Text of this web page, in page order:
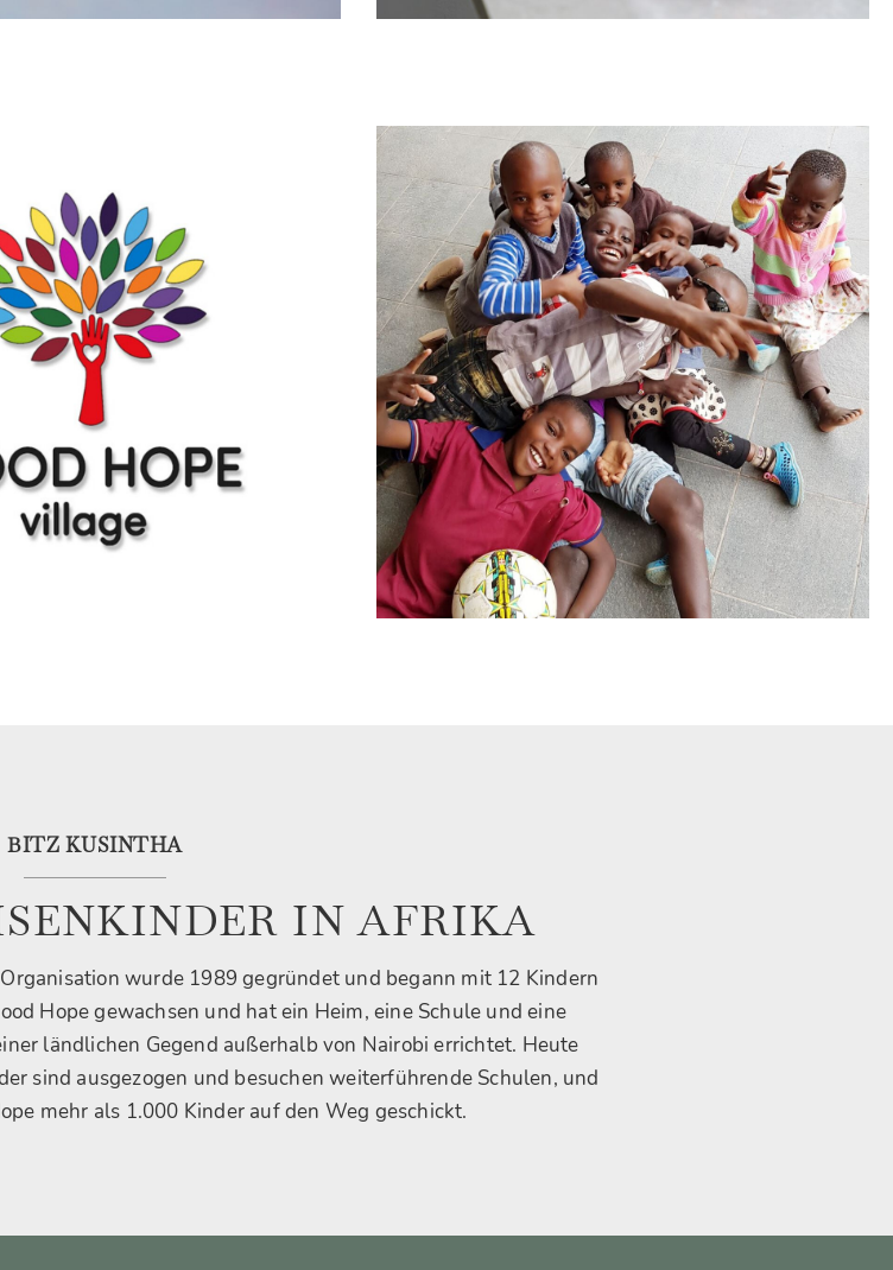
BITZ KUSINTHA
IN AFRIKA
wurde 1989 gegründet und begann mit 12 Kindern
Hope gewachsen und hat ein Heim, eine Schule und eine
ländlichen Gegend außerhalb von Nairobi errichtet. Heute
sind ausgezogen und besuchen weiterführende Schulen, und
mehr als 1.000 Kinder auf den Weg geschickt.